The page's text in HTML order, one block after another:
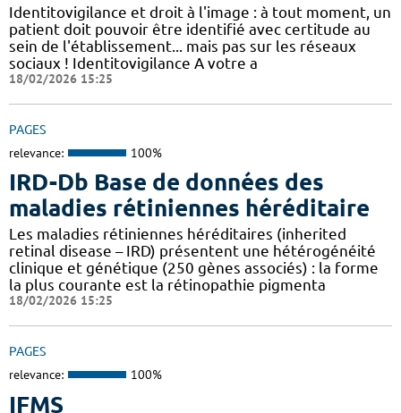
Identitovigilance et droit à l'image : à tout moment, un
patient doit pouvoir être identifié avec certitude au
sein de l'établissement... mais pas sur les réseaux
sociaux ! Identitovigilance A votre a
18/02/2026 15:25
PAGES
relevance: 100%
IRD-Db Base de données des
maladies rétiniennes héréditaire
Les maladies rétiniennes héréditaires (inherited
retinal disease – IRD) présentent une hétérogénéité
clinique et génétique (250 gènes associés) : la forme
la plus courante est la rétinopathie pigmenta
18/02/2026 15:25
PAGES
relevance: 100%
IFMS